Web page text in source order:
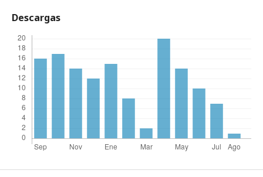
Descargas